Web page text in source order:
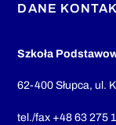
DANE
Szkoła
62-400 Słupca, ul.
tel./fax +48 63 275